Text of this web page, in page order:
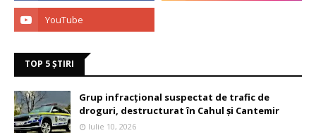
TOP 5 ȘTIRI
Grup infracțional suspectat de trafic de
droguri, destructurat în Cahul și Cantemir
Iulie 10, 2026